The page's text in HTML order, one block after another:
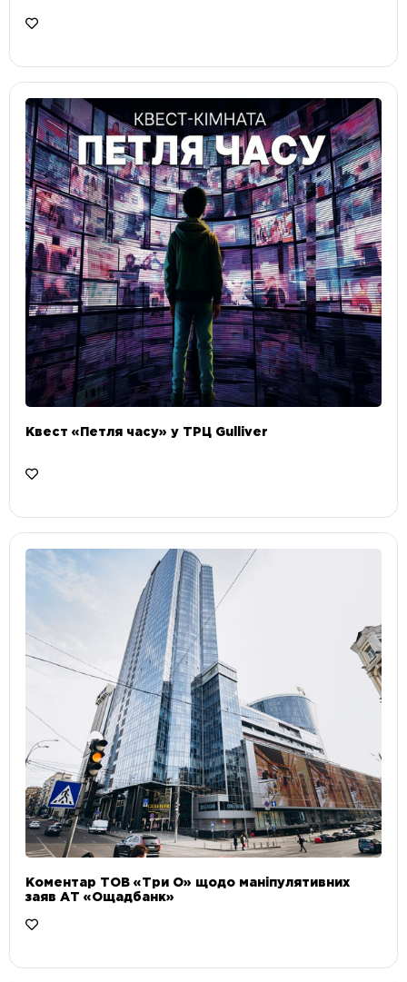
Квест «Петля часу» у ТРЦ Gulliver
Коментар ТОВ «Три О» щодо маніпулятивних
заяв АТ «Ощадбанк»